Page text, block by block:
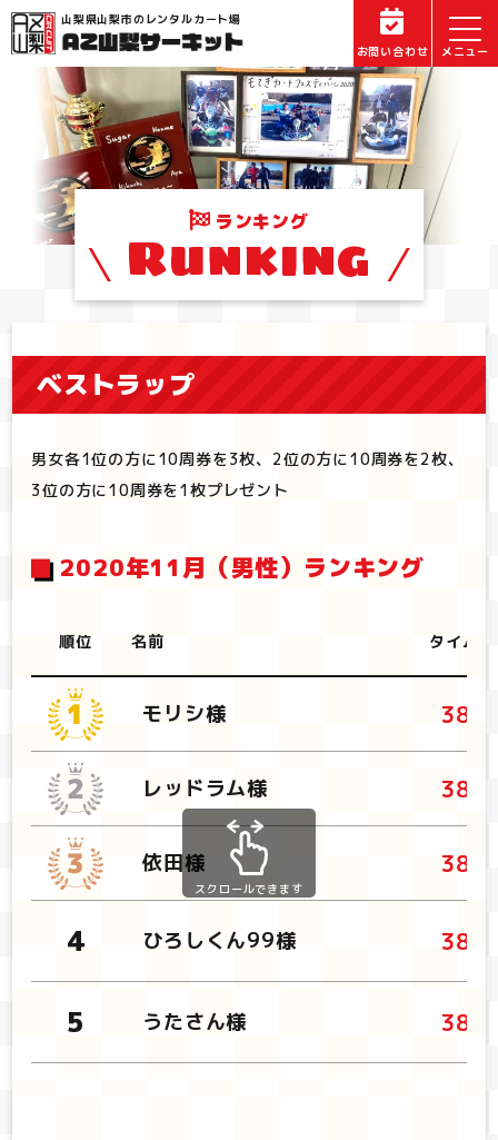
山梨県山梨市のレンタルカート場
お問い合わせ
ランキング
Runking
ベストラップ
男女各1位の方に10周券を3枚、2位の方に10周券を2枚、
3位の方に10周券を1枚プレゼント
2020年11月（男性）ランキング
順位 名前 タイム
モリシ様
レッドラム様
依田様
ひろしくん99様
うたさん様
スクロールできます